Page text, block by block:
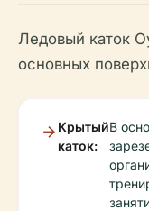
Ледовый каток
основных
Крытый
каток:
В